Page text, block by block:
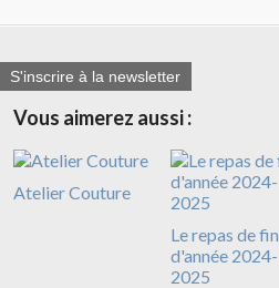
S'inscrire à la newsletter
Vous aimerez aussi :
Atelier Couture
Le repas de fin
d'année 2024-
2025